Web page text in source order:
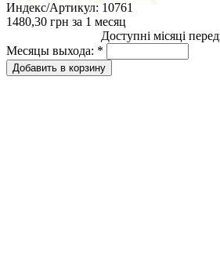
Индекс/Артикул: 10761
1480,30 грн за 1 месяц
Доступні місяці
Месяцы выхода: *